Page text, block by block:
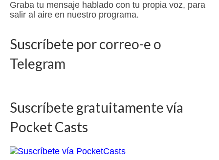
Graba tu mensaje hablado con tu propia voz, para
salir al aire en nuestro programa.
Suscríbete por correo-e o
Telegram
Suscríbete gratuitamente vía
Pocket Casts